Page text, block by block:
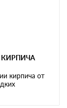
кирпича от